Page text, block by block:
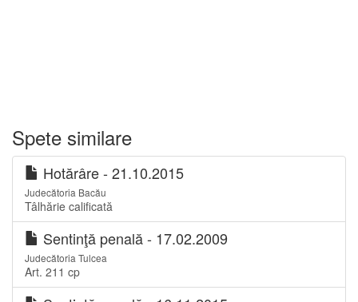
Spete similare
Hotărâre - 21.10.2015
Judecătoria Bacău
Tâlhărie calificată
Sentinţă penală - 17.02.2009
Judecătoria Tulcea
Art. 211 cp